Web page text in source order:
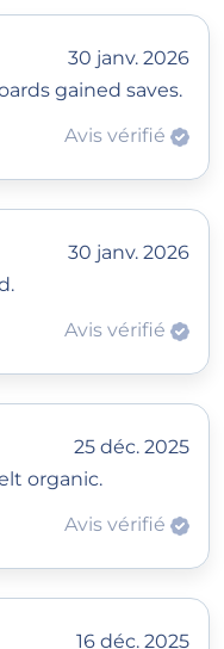
30 janv. 2026
gained saves.
Avis vérifié
30 janv. 2026
Avis vérifié
25 déc. 2025
organic.
Avis vérifié
16 déc. 2025